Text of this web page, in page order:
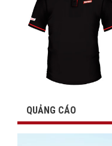
QUẢNG CÁO